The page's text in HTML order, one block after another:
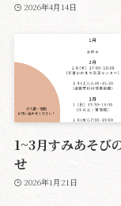
2026年4月14日
1~3月すみあそび
せ
2026年1月21日